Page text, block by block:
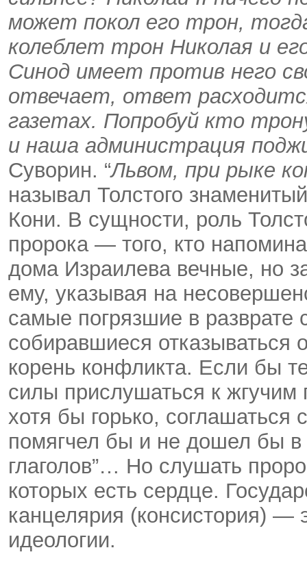
может покол его трон,
колеблет трон Николая и
Синод имеет против него
отвечает, ответ
газетах. Попробуй кто
и наша администрация
Суворин. “Львом, при рыке
называл Толстого
Кони. В сущности, роль
пророка — того, кто
дома Израилева вечные, но
ему, указывая на
самые погрязшие в
собиравшиеся отказываться
корень конфликта. Если бы
силы прислушаться к жгучим
хотя бы горько, соглашаться
помягчел бы и не дошел бы в
глаголов”… Но слушать
которых есть сердце.
канцелярия (консистория) —
идеологии.